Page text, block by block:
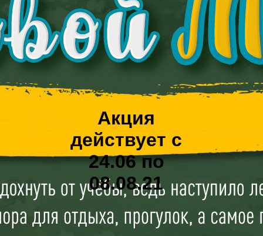
Акция
действует с
24.06 по
08.08.21